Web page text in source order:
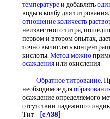
температуреи добавлять
воды в колбу для
отношениеколичеств
неизвестного титра,
первом и втором опытах,
точно вычислять
кислоты. Метод можно
осажденияили окисления —
Обратное титрование.
необходимое для
осаждение определяемого
отсутствии падежного
Тит-
[c.438]